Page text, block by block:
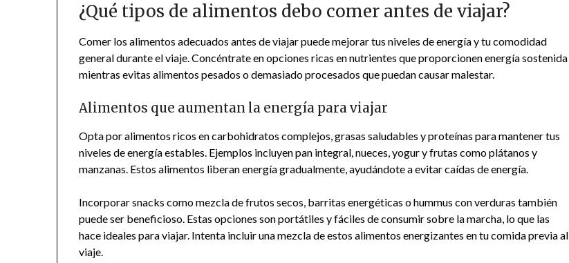
¿Qué tipos de alimentos debo comer antes de viajar?
Comer los alimentos adecuados antes de viajar puede mejorar tus niveles de energía y tu comodidad
general durante el viaje. Concéntrate en opciones ricas en nutrientes que proporcionen energía sostenida
mientras evitas alimentos pesados o demasiado procesados que puedan causar malestar.
Alimentos que aumentan la energía para viajar
Opta por alimentos ricos en carbohidratos complejos, grasas saludables y proteínas para mantener tus
niveles de energía estables. Ejemplos incluyen pan integral, nueces, yogur y frutas como plátanos y
manzanas. Estos alimentos liberan energía gradualmente, ayudándote a evitar caídas de energía.
Incorporar snacks como mezcla de frutos secos, barritas energéticas o hummus con verduras también
puede ser beneficioso. Estas opciones son portátiles y fáciles de consumir sobre la marcha, lo que las
hace ideales para viajar. Intenta incluir una mezcla de estos alimentos energizantes en tu comida previa al
viaje.